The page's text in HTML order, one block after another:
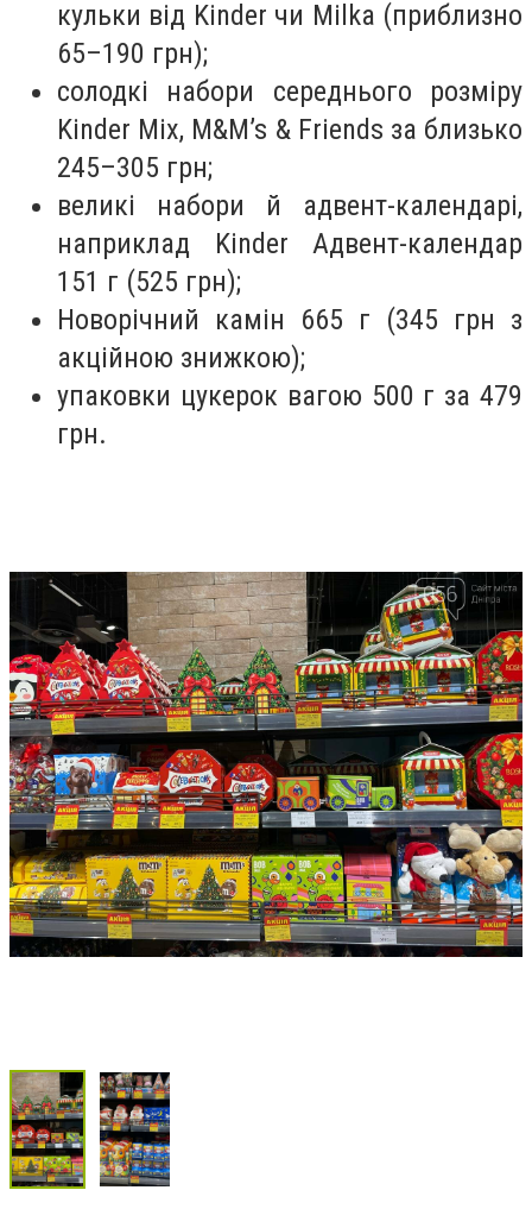
кульки від Kinder чи Milka (приблизно
65–190 грн);
солодкі набори середнього розміру
Kinder Mix, M&M’s & Friends за близько
245–305 грн;
великі набори й адвент-календарі,
наприклад Kinder Адвент-календар
151 г (525 грн);
Новорічний камін 665 г (345 грн з
акційною знижкою);
упаковки цукерок вагою 500 г за 479
грн.